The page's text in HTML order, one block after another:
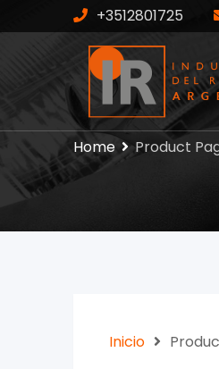
+3512801725
Home Product
Inicio